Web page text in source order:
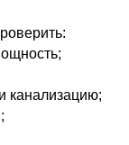
канализацию;